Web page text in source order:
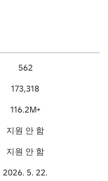
562
173,318
116.2M+
지원 안 함
지원 안 함
2026. 5. 22.